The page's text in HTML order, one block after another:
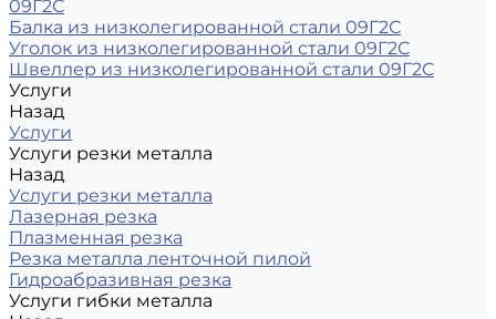
09Г2С
Балка из низколегированной стали 09Г2С
Уголок из низколегированной стали 09Г2С
Швеллер из низколегированной стали 09Г2С
Услуги
Назад
Услуги
Услуги резки металла
Назад
Услуги резки металла
Лазерная резка
Плазменная резка
Резка металла ленточной пилой
Гидроабразивная резка
Услуги гибки металла